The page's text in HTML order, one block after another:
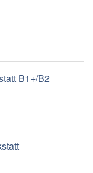
B1+/B2